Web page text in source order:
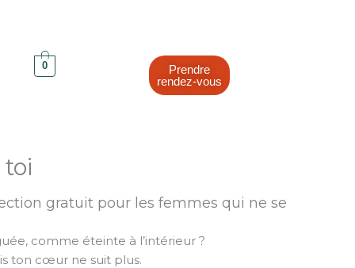
0
Prendre
rendez-vous
toi
gratuit pour les femmes qui ne se
comme éteinte à l’intérieur ?
ton cœur ne suit plus.